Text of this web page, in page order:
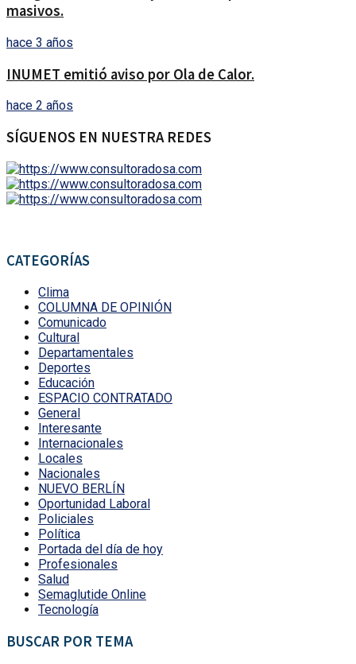
masivos.
hace 3 años
INUMET emitió aviso por Ola de Calor.
hace 2 años
SÍGUENOS EN NUESTRA REDES
CATEGORÍAS
Clima
COLUMNA DE OPINIÓN
Comunicado
Cultural
Departamentales
Deportes
Educación
ESPACIO CONTRATADO
General
Interesante
Internacionales
Locales
Nacionales
NUEVO BERLÍN
Oportunidad Laboral
Policiales
Política
Portada del día de hoy
Profesionales
Salud
Semaglutide Online
Tecnología
BUSCAR POR TEMA